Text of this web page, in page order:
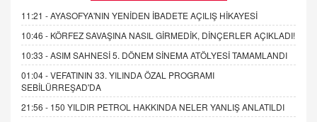
11:21 -AYASOFYA'NIN YENİDEN İBADETE AÇILIŞ HİKAYESİ
10:46 - KÖRFEZ SAVAŞINA NASIL GİRMEDİK, DİNÇERLER AÇIKLADI!
10:33 -ASIM SAHNESİ 5. DÖNEM SİNEMA ATÖLYESİ TAMAMLANDI
01:04 -VEFATININ 33. YILINDA ÖZAL PROGRAMI
SEBİLÜRREŞAD'DA
21:56 - 150 YILDIR PETROL HAKKINDA NELER YANLIŞ ANLATILDI